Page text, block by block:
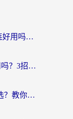
海外党必看：Quickback和九州连好用吗？3步选对回国加速器实现无缝刷国内资源
海外党必看：云极和KanCN好用吗？3招教你选对回国加速器（附免费VPN避坑指南）
海外党必看：国内下载vpn怎么选？教你无缝访问国内资源的实用指南